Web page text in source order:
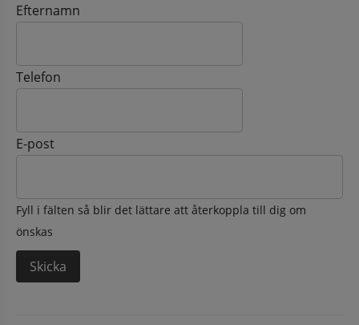
Efternamn
Telefon
E-post
Fyll i fälten så blir det lättare att återkoppla till dig om
önskas